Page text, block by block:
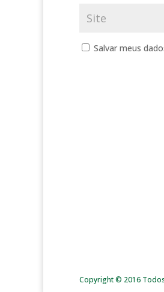
Salvar meus
Copyright © 2016